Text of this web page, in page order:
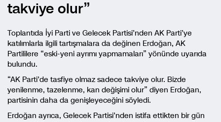
takviye olur”
Toplantıda İyi Parti ve Gelecek Partisi’nden AK Parti’ye
katılımlarla ilgili tartışmalara da değinen Erdoğan, AK
Partililere “eski-yeni ayrımı yapmamaları” yönünde uyarıda
bulundu.
“AK Parti’de tasfiye olmaz sadece takviye olur. Bizde
yenilenme, tazelenme, kan değişimi olur” diyen Erdoğan,
partisinin daha da genişleyeceğini söyledi.
Erdoğan ayrıca, Gelecek Partisi’nden istifa ettikten bir gün